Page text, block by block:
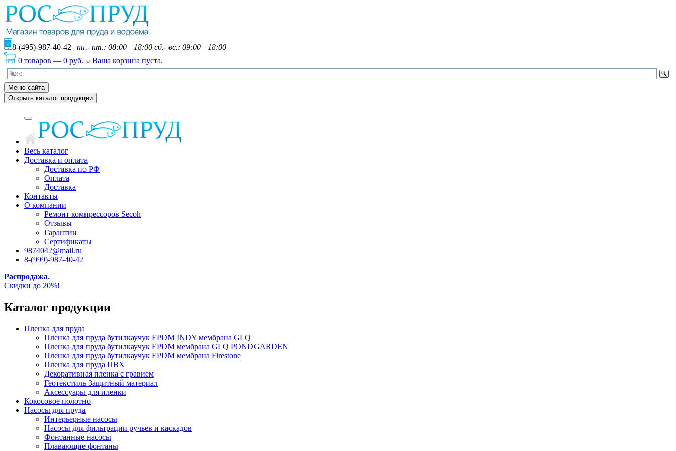
8-(495)-987-40-42 | пн.- пт.: 08:00—18:00 сб.- вс.: 09:00—18:00
0 товаров — 0 руб. Ваша корзина пуста.
Меню сайта
Открыть каталог продукции
Весь каталог
Доставка и оплата
Доставка по РФ
Оплата
Доставка
Контакты
О компании
Ремонт компрессоров Secoh
Отзывы
Гарантии
Сертификаты
9874042@mail.ru
8-(999)-987-40-42
Распродажа.
Скидки до 20%!
Каталог продукции
Пленка для пруда
Пленка для пруда бутилкаучук EPDM INDY мембрана GLQ
Пленка для пруда бутилкаучук EPDM мембрана GLQ PONDGARDEN
Пленка для пруда бутилкаучук EPDM мембрана Firestone
Пленка для пруда ПВХ
Декоративная пленка с гравием
Геотекстиль Защитный материал
Аксессуары для пленки
Кокосовое полотно
Насосы для пруда
Интерьерные насосы
Насосы для фильтрации ручьев и каскадов
Фонтанные насосы
Плавающие фонтаны